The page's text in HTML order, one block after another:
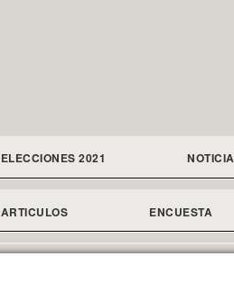
ELECCIONES 2021
ARTICULOS ENCUESTA